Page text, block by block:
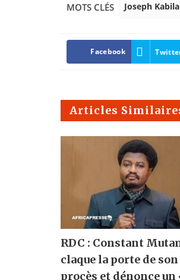
MOTS CLÉS Joseph Kabila
Facebook
Articles
RDC : Constant
claque la porte de son
procès et dénonce un